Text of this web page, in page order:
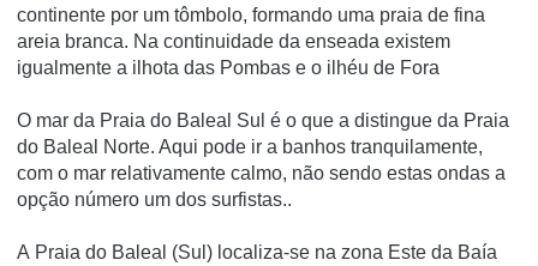
continente por um tômbolo, formando uma praia de fina
areia branca. Na continuidade da enseada existem
igualmente a ilhota das Pombas e o ilhéu de Fora
O mar da Praia do Baleal Sul é o que a distingue da Praia
do Baleal Norte. Aqui pode ir a banhos tranquilamente,
com o mar relativamente calmo, não sendo estas ondas a
opção número um dos surfistas..
A Praia do Baleal (Sul) localiza-se na zona Este da Baía